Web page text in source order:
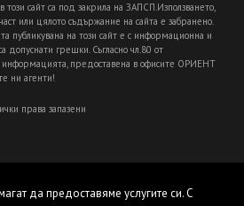
този сайт са под закрила на ЗАПСП.Използването,
или цялото съдържание на сайта е забранено.
публикувана на този сайт е с информационна и
грешки. Съгласно чл.80 от
информацията, предоставена в офисите ОРИЕНТ
ни агенти!
права запазени
да предоставяме услугите си. С